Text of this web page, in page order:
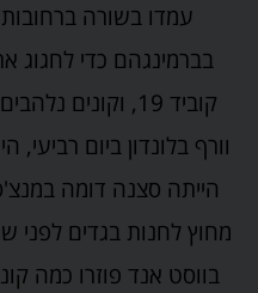
עמדו בשורה ברחובות
בברמינגהם כדי לחגוג
קוביד 19, וקונים
וורף בלונדון ביום
הייתה סצנה דומה
מחוץ לחנות בגדים
בווסט אנד פוזרו כמה